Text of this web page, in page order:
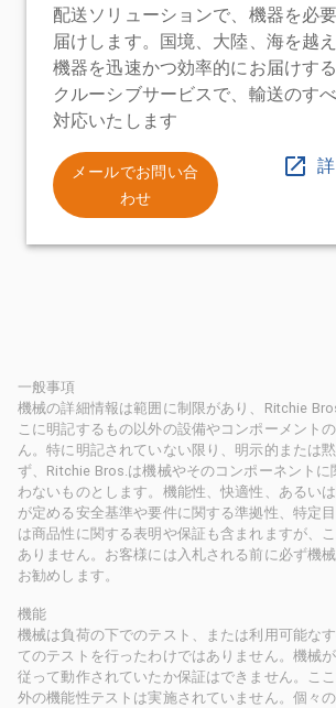
配送ソリューションで、機器を必
届けします。国境、大陸、海を越
機器を迅速かつ効率的にお届けす
クルーシブサービスで、輸送のす
対応いたします
メールでお問い合
わせ
一般事項
機械の詳細情報は範囲に制限があり、Ritchie
こに明記するもの以外の設備やコンポーメント
ん。特に明記されていない限り、明示的または
ず、Ritchie Bros.は機械やそのコンポーネントに
わないものとします。機能性、快適性、あるい
が定める安全基準や要件に関する準拠性、特定
は商品性に関する表明や保証も含まれますが、
ありません。お客様には入札される前に必ず機
お勧めします。
機能
機械は負荷の下でのテスト、または利用可能な
てのテストを行ったわけではありません。機械
従って動作されていたか保証はできません。こ
外の機能性テストは実施されていません。個々